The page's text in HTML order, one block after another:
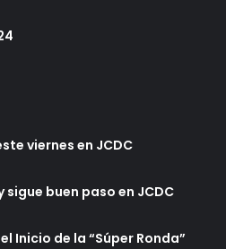
viernes en JCDC
sigue buen paso en JCDC
Inicio de la “Súper Ronda”